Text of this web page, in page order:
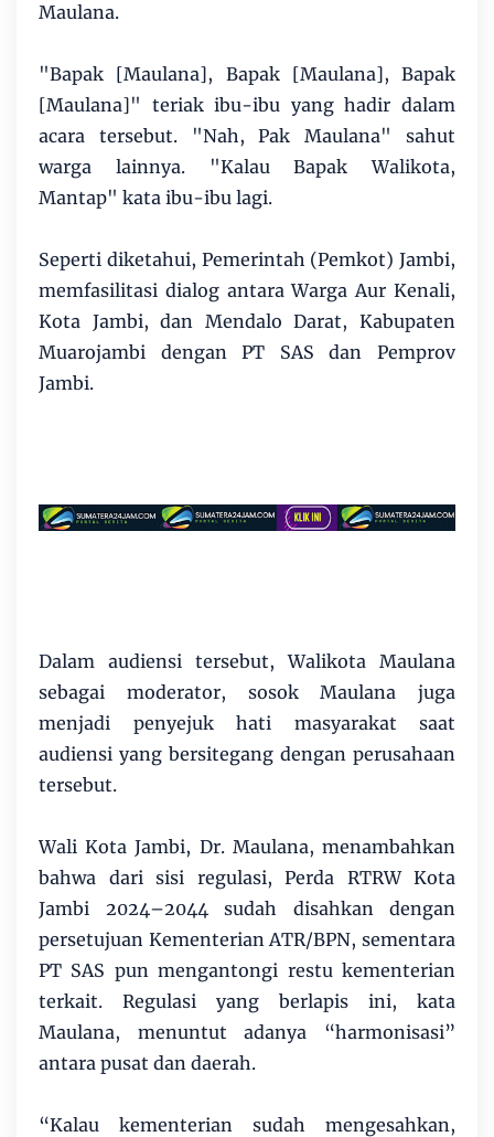
Maulana.
"Bapak [Maulana], Bapak [Maulana], Bapak
[Maulana]" teriak ibu-ibu yang hadir dalam
acara tersebut. "Nah, Pak Maulana" sahut
warga lainnya. "Kalau Bapak Walikota,
Mantap" kata ibu-ibu lagi.
Seperti diketahui, Pemerintah (Pemkot) Jambi,
memfasilitasi dialog antara Warga Aur Kenali,
Kota Jambi, dan Mendalo Darat, Kabupaten
Muarojambi dengan PT SAS dan Pemprov
Jambi.
Dalam audiensi tersebut, Walikota Maulana
sebagai moderator, sosok Maulana juga
menjadi penyejuk hati masyarakat saat
audiensi yang bersitegang dengan perusahaan
tersebut.
Wali Kota Jambi, Dr. Maulana, menambahkan
bahwa dari sisi regulasi, Perda RTRW Kota
Jambi 2024–2044 sudah disahkan dengan
persetujuan Kementerian ATR/BPN, sementara
PT SAS pun mengantongi restu kementerian
terkait. Regulasi yang berlapis ini, kata
Maulana, menuntut adanya “harmonisasi”
antara pusat dan daerah.
“Kalau kementerian sudah mengesahkan,